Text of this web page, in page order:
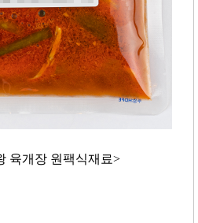
육개장 원팩식재료>